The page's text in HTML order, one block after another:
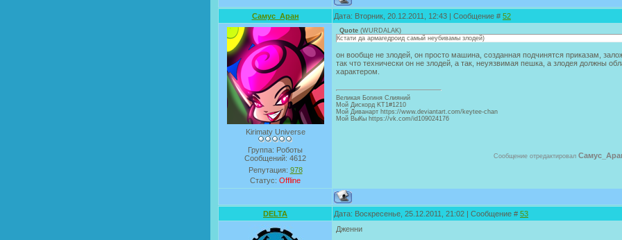
Самус_Аран Дата: Вторник, 20.12.2011, 12:43 | Сообщение # 52
Kirimaty Universe
Группа: Роботы
Сообщений: 4612
Репутация: 978
Статус: Offline
Quote (WURDALAK)
Кстати да армагедроид самый неубивамы злодей)
он вообще не злодей, он просто машина, созданная подчинятся приказам,
так что технически он не злодей, а так, неуязвимая пешка, а злодея должны
характером.
Великая Богиня Слияний
Мой Дискорд KT1#1210
Мой Диванарт https://www.deviantart.com/keytee-chan
Мой ВыКы https://vk.com/id109024176
Сообщение отредактировал
DELTA Дата: Воскресенье, 25.12.2011, 21:02 | Сообщение # 53
Дженни